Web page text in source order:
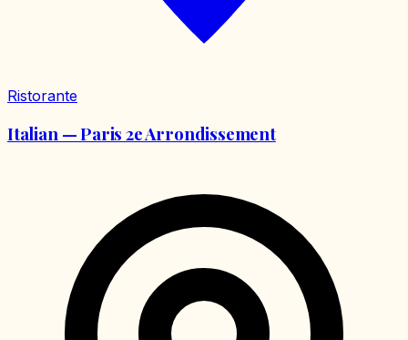
Ristorante
Italian — Paris 2e Arrondissement